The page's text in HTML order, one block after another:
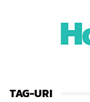
TAG-URI